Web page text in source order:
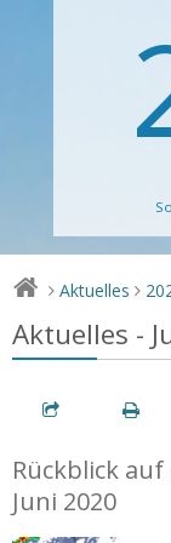
> Aktuelles >
Aktuelles -
Rückblick
Juni 2020